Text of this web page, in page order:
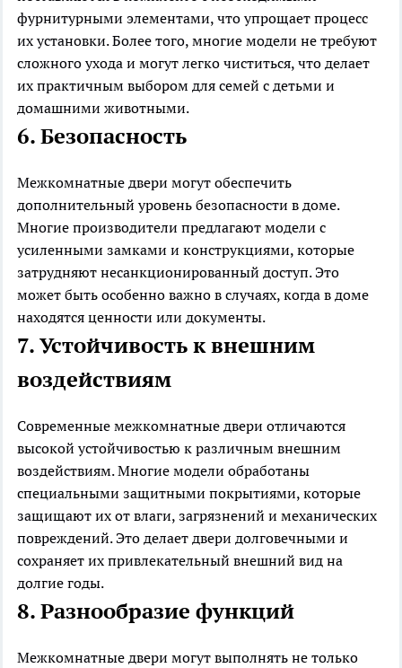
фурнитурными элементами, что упрощает процесс
их установки. Более того, многие модели не требуют
сложного ухода и могут легко чиститься, что делает
их практичным выбором для семей с детьми и
домашними животными.
6. Безопасность
Межкомнатные двери могут обеспечить
дополнительный уровень безопасности в доме.
Многие производители предлагают модели с
усиленными замками и конструкциями, которые
затрудняют несанкционированный доступ. Это
может быть особенно важно в случаях, когда в доме
находятся ценности или документы.
7. Устойчивость к внешним
воздействиям
Современные межкомнатные двери отличаются
высокой устойчивостью к различным внешним
воздействиям. Многие модели обработаны
специальными защитными покрытиями, которые
защищают их от влаги, загрязнений и механических
повреждений. Это делает двери долговечными и
сохраняет их привлекательный внешний вид на
долгие годы.
8. Разнообразие функций
Межкомнатные двери могут выполнять не только